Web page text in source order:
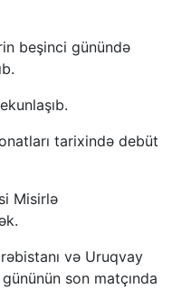
beşinci günündə
tarixində debüt
Misirlə
və Uruqvay
son matçında